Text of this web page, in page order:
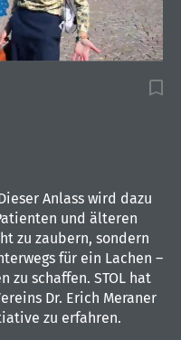
Anlass wird dazu
und älteren
zu zaubern, sondern
für ein Lachen –
zu schaffen. STOL hat
Dr. Erich Meraner
zu erfahren.